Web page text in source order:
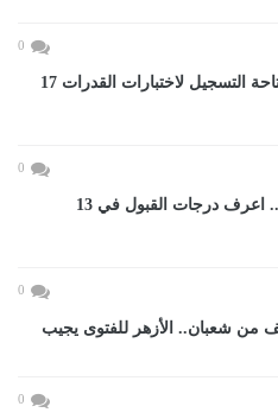
0
تنسيق الجامعات 2026.. إتاحة التسجيل لاختبارات القدرات 17
0
تنسيق الثانوى العام 2027.. اعرف درجات القبول في 13
0
من شعبان.. الأزهر للفتوى يجيب
0